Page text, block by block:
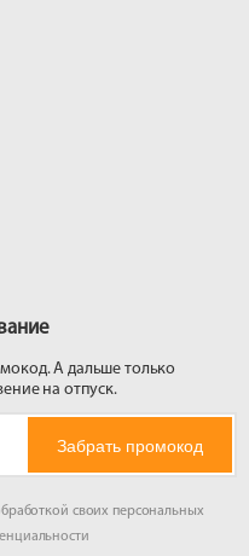
А дальше только
на отпуск.
Забрать промокод
своих персональных